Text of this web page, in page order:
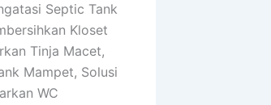
Septic Tank
Kloset
Tinja Macet,
Mampet, Solusi
WC